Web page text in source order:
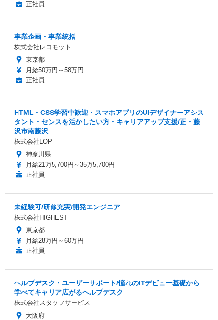
正社員
事業企画・事業統括
株式会社レコモット
東京都
月給50万円～58万円
正社員
HTML・CSS学習中歓迎・スマホアプリのUIデザイナーアシス
タント・センスを活かしたい方・キャリアアップ支援/正・藤
沢市南藤沢
株式会社LOP
神奈川県
月給21万5,700円～35万5,700円
正社員
未経験可/研修充実/開発エンジニア
株式会社HIGHEST
東京都
月給28万円～60万円
正社員
ヘルプデスク・ユーザーサポート/憧れのITデビュー基礎から
学べてキャリア広がるヘルプデスク
株式会社スタッフサービス
大阪府